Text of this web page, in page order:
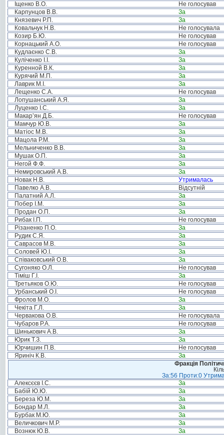
Іщенко В.О.
Не голосував
Карпунцов В.В.
За
Князевич Р.П.
За
Ковальчук Н.В.
Не голосувала
Козир Б.Ю.
Не голосував
Корнацький А.О.
Не голосував
Кудлаєнко С.В.
За
Куліченко І.І.
За
Куренной В.К.
За
Курячий М.П.
За
Лаврик М.І.
За
Лещенко С.А.
Не голосував
Лопушанський А.Я.
За
Луценко І.С.
За
Макар’ян Д.Б.
Не голосував
Мамчур Ю.В.
За
Матіос М.В.
За
Мацола Р.М.
За
Мельниченко В.В.
За
Мушак О.П.
За
Негой Ф.Ф.
За
Немировський А.В.
За
Новак Н.В.
Утрималась
Павелко А.В.
Відсутній
Палатний А.Л.
За
Побер І.М.
За
Продан О.П.
За
Рибак І.П.
Не голосував
Різаненко П.О.
За
Рудик С.Я.
За
Саврасов М.В.
За
Соловей Ю.І.
За
Співаковський О.В.
За
Сугоняко О.Л.
Не голосував
Тіміш Г.І.
За
Третьяков О.Ю.
Не голосував
Урбанський О.І.
Не голосував
Фролов М.О.
За
Чекіта Г.Л.
За
Червакова О.В.
Не голосувала
Чубаров Р.А.
Не голосував
Шинькович А.В.
За
Юрик Т.З.
За
Юрчишин П.В.
Не голосував
Яриніч К.В.
За
Фракція
За:56 Проти:0
Алексєєв І.С.
За
Бабій Ю.Ю.
За
Береза Ю.М.
За
Бондар М.Л.
За
Бурбак М.Ю.
За
Величкович М.Р.
За
Вознюк Ю.В.
За